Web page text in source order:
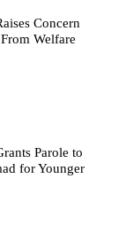
Concern
Welfare
Parole to
for Younger